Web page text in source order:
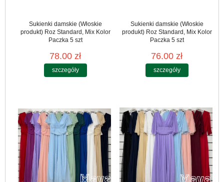
Sukienki damskie (Włoskie
produkt) Roz Standard, Mix Kolor
Paczka 5 szt
78.00 zł
szczegóły
Sukienki damskie (Włoskie
produkt) Roz Standard, Mix Kolor
Paczka 5 szt
76.00 zł
szczegóły